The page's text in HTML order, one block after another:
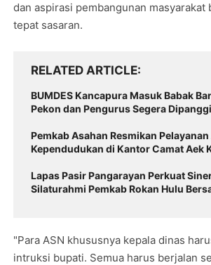
dan aspirasi pembangunan masyarakat
tepat sasaran.
RELATED ARTICLE
BUMDES Kancapura Masuk Babak
Pekon dan Pengurus Segera
Pemkab Asahan Resmikan
Kependudukan di Kantor Camat Aek
Lapas Pasir Pangarayan Perkuat
Silaturahmi Pemkab Rokan Hulu
"Para ASN khususnya kepala dinas
intruksi bupati. Semua harus berjalan